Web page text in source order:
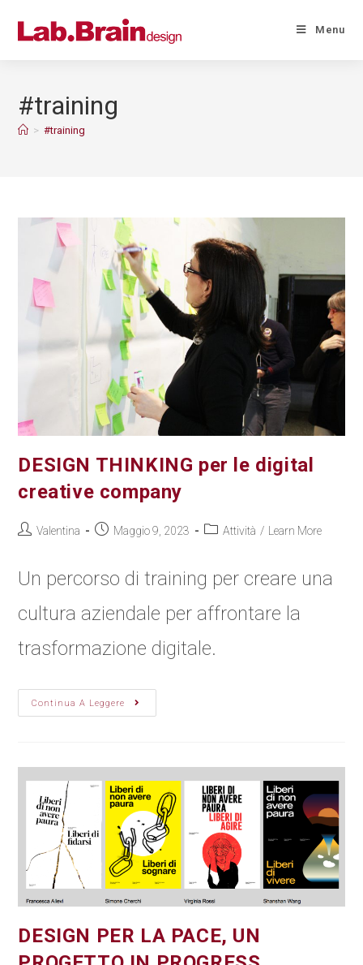
Menu
#training
> #training
DESIGN THINKING per le digital
creative company
Valentina Maggio 9, 2023 Attività / Learn More
Un percorso di training per creare una
cultura aziendale per affrontare la
trasformazione digitale.
Continua A Leggere
DESIGN PER LA PACE, UN